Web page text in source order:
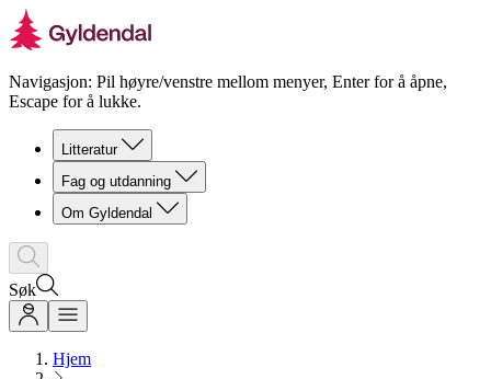
Navigasjon: Pil høyre/venstre mellom menyer, Enter for å åpne,
Escape for å lukke.
Litteratur
Fag og utdanning
Om Gyldendal
Søk
Hjem